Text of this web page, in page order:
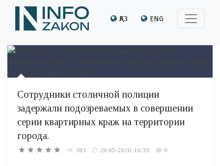
ҚАЗ ENG
Сотрудники столичной полиции
задержали подозреваемых в совершении
серии квартирных краж на территории
города.
383 29-05-2020, 16:33 0